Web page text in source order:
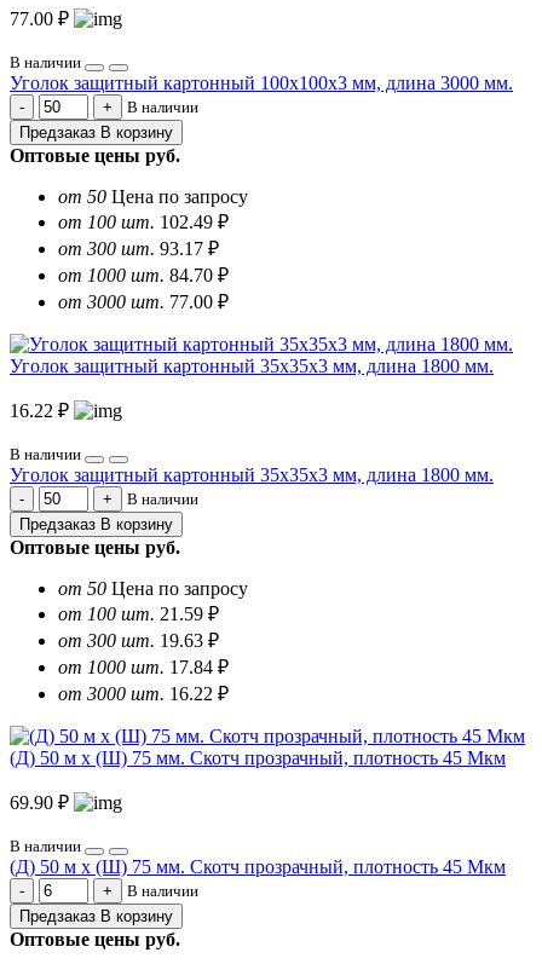
77.00 ₽
В наличии
Уголок защитный картонный 100х100х3 мм, длина 3000 мм.
В наличии
Предзаказ В корзину
Оптовые цены руб.
от 50 Цена по запросу
от 100 шт. 102.49 ₽
от 300 шт. 93.17 ₽
от 1000 шт. 84.70 ₽
от 3000 шт. 77.00 ₽
Уголок защитный картонный 35х35х3 мм, длина 1800 мм.
16.22 ₽
В наличии
Уголок защитный картонный 35х35х3 мм, длина 1800 мм.
В наличии
Предзаказ В корзину
Оптовые цены руб.
от 50 Цена по запросу
от 100 шт. 21.59 ₽
от 300 шт. 19.63 ₽
от 1000 шт. 17.84 ₽
от 3000 шт. 16.22 ₽
(Д) 50 м х (Ш) 75 мм. Скотч прозрачный, плотность 45 Мкм
69.90 ₽
В наличии
(Д) 50 м х (Ш) 75 мм. Скотч прозрачный, плотность 45 Мкм
В наличии
Предзаказ В корзину
Оптовые цены руб.